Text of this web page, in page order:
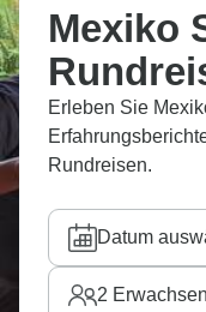
Mexiko
Erleben Sie
Rundreisen.
Datum
2